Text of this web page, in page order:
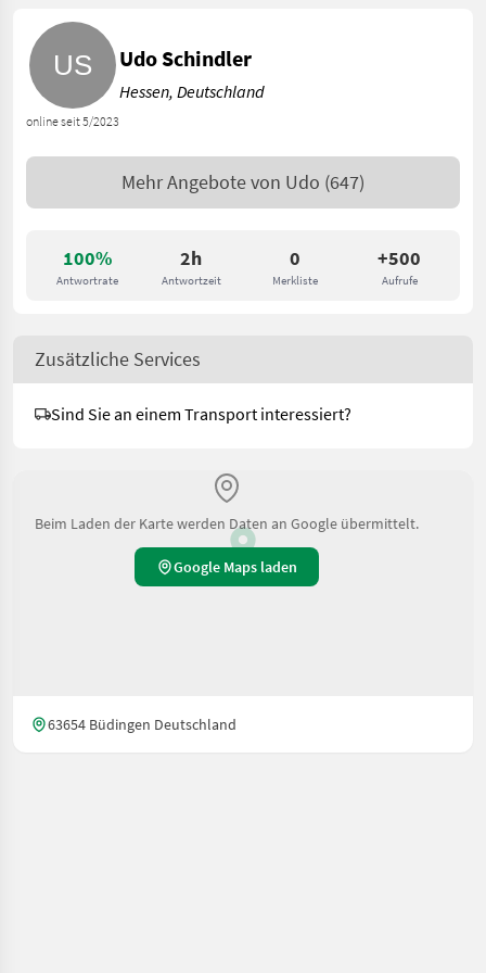
100%
Antwortrate
2h
Antwortzeit
0
Merkliste
+500
Aufrufe
online seit 5/2023
Udo Schindler
Hessen, Deutschland
Mehr Angebote von Udo (647)
Zusätzliche Services
Sind Sie an einem Transport interessiert?
Beim Laden der Karte werden Daten an Google übermittelt.
Google Maps laden
63654 Büdingen Deutschland